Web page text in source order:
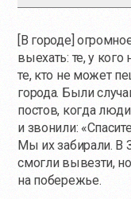
[В городе]
выехать: те, у кого
те, кто не может
города. Были
постов, когда
и звонили:
Мы их забирали. В
смогли вывезти,
на побережье.